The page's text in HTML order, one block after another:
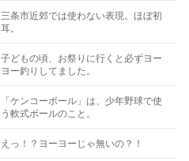
三条市近郊では使わない表現。ほぼ初
耳。
子どもの頃、お祭りに行くと必ずヨー
ヨー釣りしてました。
「ケンコーボール」は、少年野球で使
う軟式ボールのこと。
えっ！？ヨーヨーじゃ無いの？！